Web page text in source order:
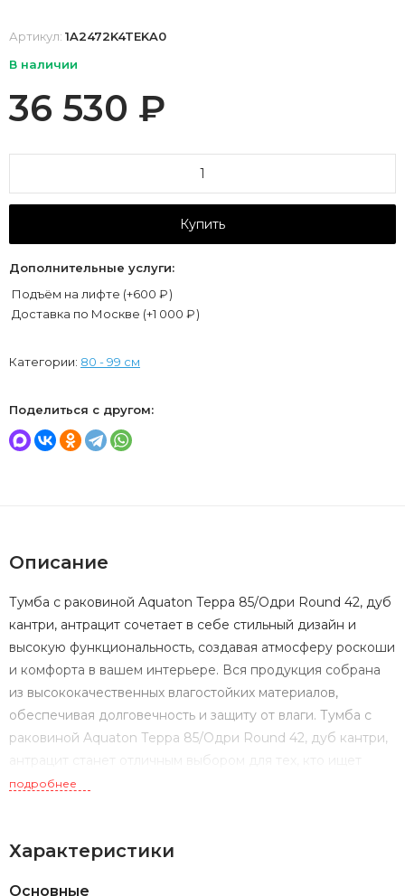
Артикул: 1A2472K4TEKA0
В наличии
36 530 ₽
Купить
Дополнительные услуги:
Подъём на лифте (+600 ₽)
Доставка по Москве (+1 000 ₽)
Категории: 80 - 99 см
Поделиться с другом:
Описание
Тумба с раковиной Aquaton Терра 85/Одри Round 42, дуб
кантри, антрацит сочетает в себе стильный дизайн и
высокую функциональность, создавая атмосферу роскоши
и комфорта в вашем интерьере. Вся продукция собрана
из высококачественных влагостойких материалов,
обеспечивая долговечность и защиту от влаги. Тумба с
раковиной Aquaton Терра 85/Одри Round 42, дуб кантри,
антрацит станет отличным выбором для тех, кто ищет
сочетание эстетики, практичности и высокого качества в
подробнее
Характеристики
Основные